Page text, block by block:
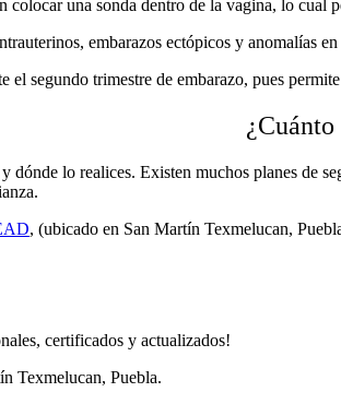
colocar una sonda dentro de la vagina, lo cual
, embarazos ectópicos y anomalías
el segundo trimestre de embarazo, pues
y dónde lo realices. Existen muchos planes de
, (ubicado en San Martín Texmelucan,
certificados y actualizados!
Texmelucan, Puebla.